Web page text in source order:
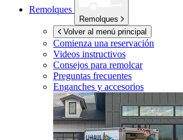
Remolques
Remolques
Volver al menú principal
Comienza una reservación
Videos instructivos
Consejos para remolcar
Preguntas frecuentes
Enganches y accesorios